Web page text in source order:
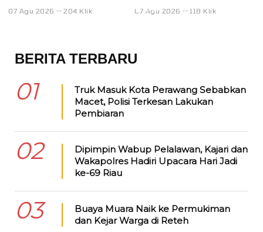
07 Agu 2026 204 Klik 07 Agu 2026 118 Klik
BERITA TERBARU
01
Truk Masuk Kota Perawang Sebabkan
Macet, Polisi Terkesan Lakukan
Pembiaran
02
Dipimpin Wabup Pelalawan, Kajari dan
Wakapolres Hadiri Upacara Hari Jadi
ke-69 Riau
03
Buaya Muara Naik ke Permukiman
dan Kejar Warga di Reteh